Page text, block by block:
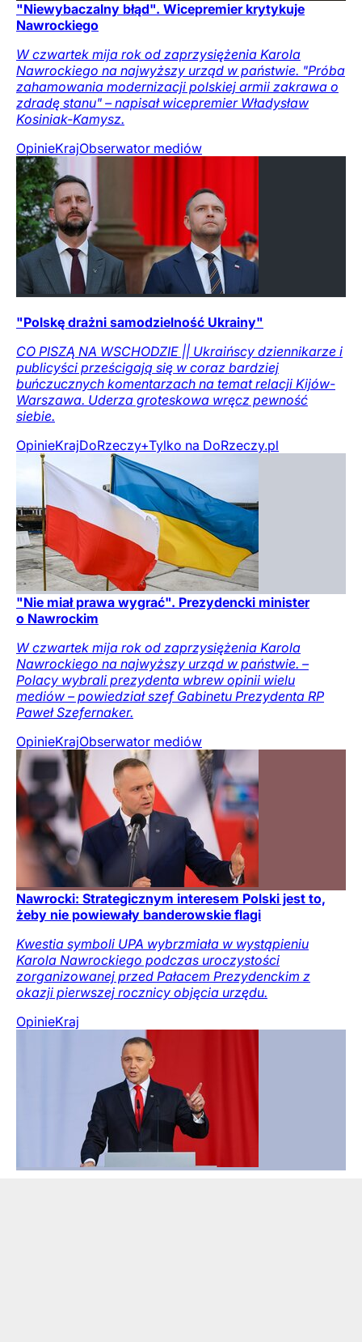
"Niewybaczalny błąd". Wicepremier krytykuje
Nawrockiego
W czwartek mija rok od zaprzysiężenia Karola
Nawrockiego na najwyższy urząd w państwie. "Próba
zahamowania modernizacji polskiej armii zakrawa o
zdradę stanu" – napisał wicepremier Władysław
Kosiniak-Kamysz.
OpinieKrajObserwator mediów
"Polskę drażni samodzielność Ukrainy"
CO PISZĄ NA WSCHODZIE || Ukraińscy dziennikarze i
publicyści prześcigają się w coraz bardziej
buńczucznych komentarzach na temat relacji Kijów-
Warszawa. Uderza groteskowa wręcz pewność
siebie.
OpinieKrajDoRzeczy+Tylko na DoRzeczy.pl
"Nie miał prawa wygrać". Prezydencki minister
o Nawrockim
W czwartek mija rok od zaprzysiężenia Karola
Nawrockiego na najwyższy urząd w państwie. –
Polacy wybrali prezydenta wbrew opinii wielu
mediów – powiedział szef Gabinetu Prezydenta RP
Paweł Szefernaker.
OpinieKrajObserwator mediów
Nawrocki: Strategicznym interesem Polski jest to,
żeby nie powiewały banderowskie flagi
Kwestia symboli UPA wybrzmiała w wystąpieniu
Karola Nawrockiego podczas uroczystości
zorganizowanej przed Pałacem Prezydenckim z
okazji pierwszej rocznicy objęcia urzędu.
OpinieKraj